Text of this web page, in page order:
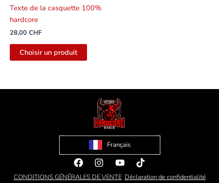
Texte de la casquette 100%
hardcore
28,00 CHF
Choisir un produit
Français
FacebookInstagram
Youtube
Tiktok
CONDITIONS GÉNÉRALES DE VENTE Déclaration de confidentialité